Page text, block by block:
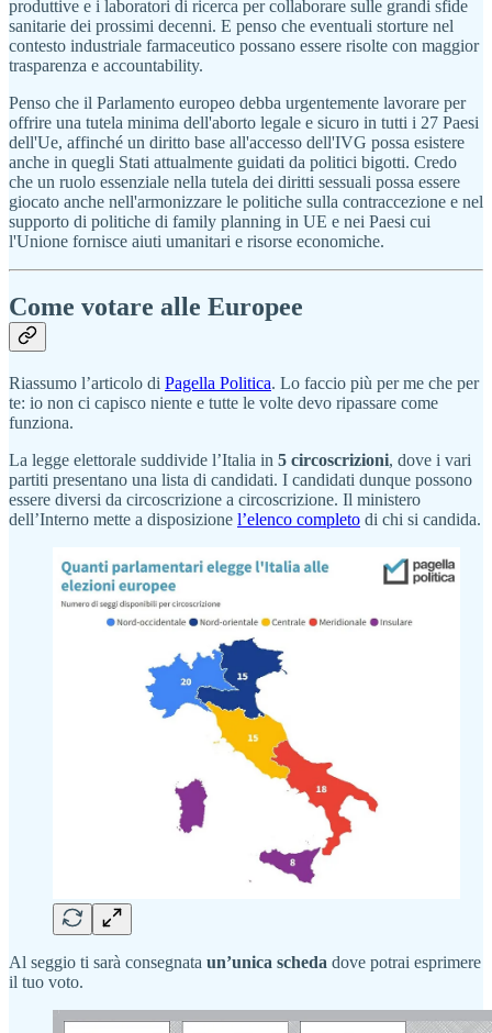
produttive e i laboratori di ricerca per collaborare sulle grandi sfide
sanitarie dei prossimi decenni. E penso che eventuali storture nel
contesto industriale farmaceutico possano essere risolte con maggior
trasparenza e accountability.
Penso che il Parlamento europeo debba urgentemente lavorare per
offrire una tutela minima dell'aborto legale e sicuro in tutti i 27 Paesi
dell'Ue, affinché un diritto base all'accesso dell'IVG possa esistere
anche in quegli Stati attualmente guidati da politici bigotti. Credo
che un ruolo essenziale nella tutela dei diritti sessuali possa essere
giocato anche nell'armonizzare le politiche sulla contraccezione e nel
supporto di politiche di family planning in UE e nei Paesi cui
l'Unione fornisce aiuti umanitari e risorse economiche.
Come votare alle Europee
Riassumo l’articolo di Pagella Politica. Lo faccio più per me che per
te: io non ci capisco niente e tutte le volte devo ripassare come
funziona.
La legge elettorale suddivide l’Italia in 5 circoscrizioni, dove i vari
partiti presentano una lista di candidati. I candidati dunque possono
essere diversi da circoscrizione a circoscrizione. Il ministero
dell’Interno mette a disposizione l’elenco completo di chi si candida.
Al seggio ti sarà consegnata un’unica scheda dove potrai esprimere
il tuo voto.